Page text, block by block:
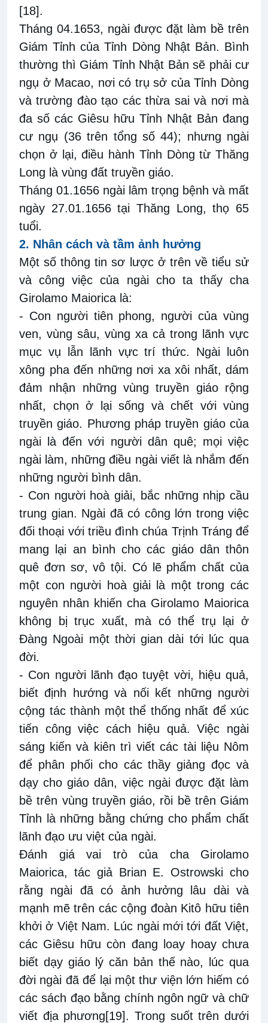
[18].
Tháng 04.1653, ngài được đặt làm bề trên
Giám Tỉnh của Tỉnh Dòng Nhật Bản. Bình
thường thì Giám Tỉnh Nhật Bản sẽ phải cư
ngụ ở Macao, nơi có trụ sở của Tỉnh Dòng
và trường đào tạo các thừa sai và nơi mà
đa số các Giêsu hữu Tỉnh Nhật Bản đang
cư ngụ (36 trên tổng số 44); nhưng ngài
chọn ở lại, điều hành Tỉnh Dòng từ Thăng
Long là vùng đất truyền giáo.
Tháng 01.1656 ngài lâm trọng bệnh và mất
ngày 27.01.1656 tại Thăng Long, thọ 65
tuổi.
2. Nhân cách và tầm ảnh hưởng
Một số thông tin sơ lược ở trên về tiểu sử
và công việc của ngài cho ta thấy cha
Girolamo Maiorica là:
- Con người tiên phong, người của vùng
ven, vùng sâu, vùng xa cả trong lãnh vực
mục vụ lẫn lãnh vực trí thức. Ngài luôn
xông pha đến những nơi xa xôi nhất, dám
đảm nhận những vùng truyền giáo rộng
nhất, chọn ở lại sống và chết với vùng
truyền giáo. Phương pháp truyền giáo của
ngài là đến với người dân quê; mọi việc
ngài làm, những điều ngài viết là nhắm đến
những người bình dân.
- Con người hoà giải, bắc những nhịp cầu
trung gian. Ngài đã có công lớn trong việc
đối thoại với triều đình chúa Trịnh Tráng để
mang lại an bình cho các giáo dân thôn
quê đơn sơ, vô tội. Có lẽ phẩm chất của
một con người hoà giải là một trong các
nguyên nhân khiến cha Girolamo Maiorica
không bị trục xuất, mà có thể trụ lại ở
Đàng Ngoài một thời gian dài tới lúc qua
đời.
- Con người lãnh đạo tuyệt vời, hiệu quả,
biết định hướng và nối kết những người
cộng tác thành một thể thống nhất để xúc
tiến công việc cách hiệu quả. Việc ngài
sáng kiến và kiên trì viết các tài liệu Nôm
để phân phối cho các thầy giảng đọc và
dạy cho giáo dân, việc ngài được đặt làm
bề trên vùng truyền giáo, rồi bề trên Giám
Tỉnh là những bằng chứng cho phẩm chất
lãnh đạo ưu việt của ngài.
Đánh giá vai trò của cha Girolamo
Maiorica, tác giả Brian E. Ostrowski cho
rằng ngài đã có ảnh hưởng lâu dài và
mạnh mẽ trên các cộng đoàn Kitô hữu tiên
khởi ở Việt Nam. Lúc ngài mới tới đất Việt,
các Giêsu hữu còn đang loay hoay chưa
biết dạy giáo lý căn bản thế nào, lúc qua
đời ngài đã để lại một thư viện lớn hiếm có
các sách đạo bằng chính ngôn ngữ và chữ
viết địa phương[19]. Trong suốt trên dưới